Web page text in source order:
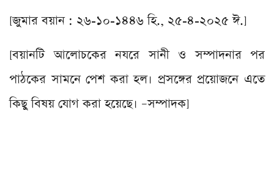
[জুমার বয়ান : ২৬-১০-১৪৪৬ হি., ২৫-৪-২০২৫ ঈ.]
[বয়ানটি আলোচকের নযরে সানী ও সম্পাদনার পর
পাঠকের সামনে পেশ করা হল। প্রসঙ্গের প্রয়োজনে এতে
কিছু বিষয় যোগ করা হয়েছে। –সম্পাদক]